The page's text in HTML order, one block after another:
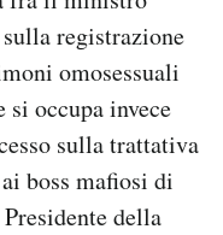
registrazione
omosessuali
occupa invece
sulla trattativa
boss mafiosi di
della